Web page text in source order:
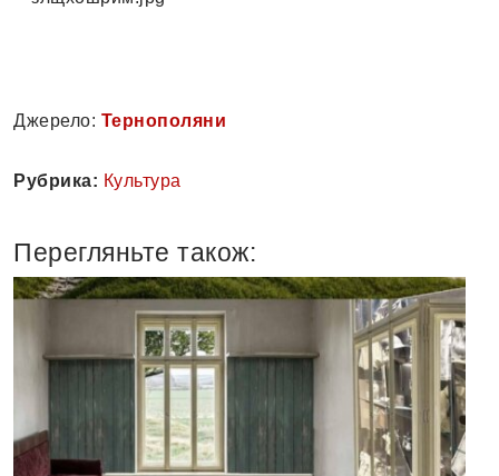
Джерело: Тернополяни
Рубрика: Культура
Перегляньте також: